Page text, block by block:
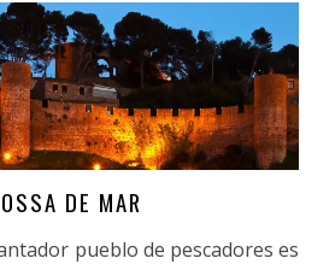
DE MAR
pueblo de pescadores es